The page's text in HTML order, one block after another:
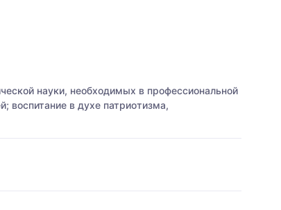
науки, необходимых в профессиональной
воспитание в духе патриотизма,